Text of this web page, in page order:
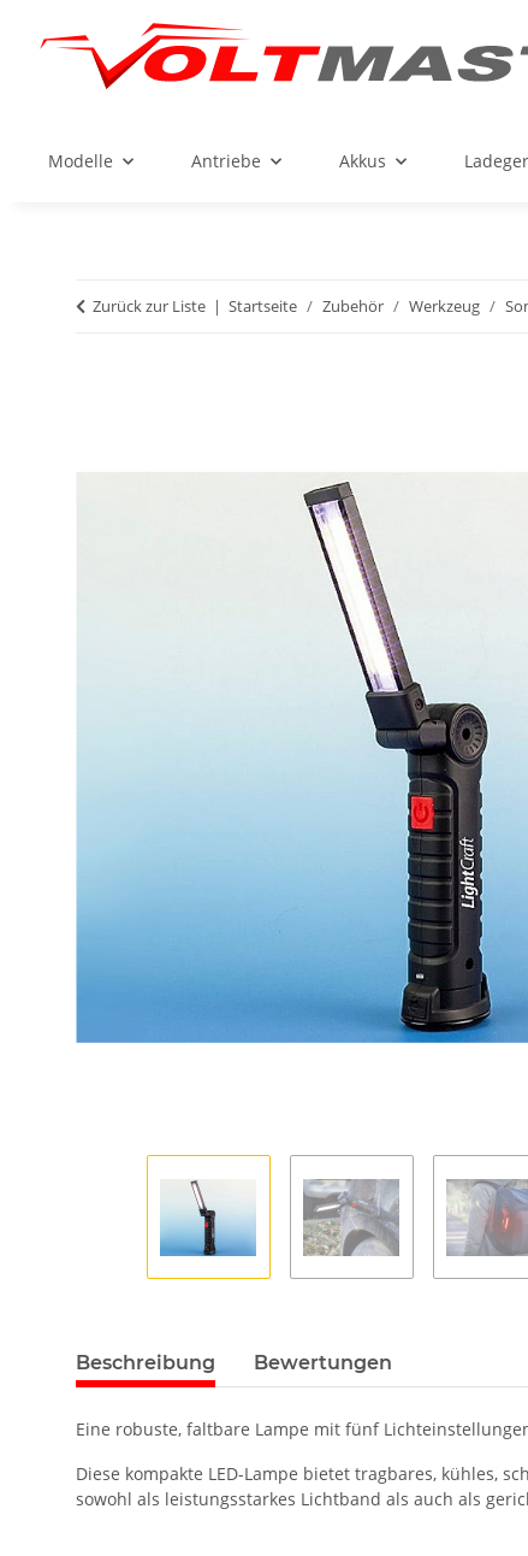
Modelle Antriebe Akkus
Zurück zur Liste Startseite Zubehör Werkzeug
Beschreibung Bewertungen
Eine robuste, faltbare Lampe mit fünf
Diese kompakte LED-Lampe bietet tragbares, kühles,
sowohl als leistungsstarkes Lichtband als auch als